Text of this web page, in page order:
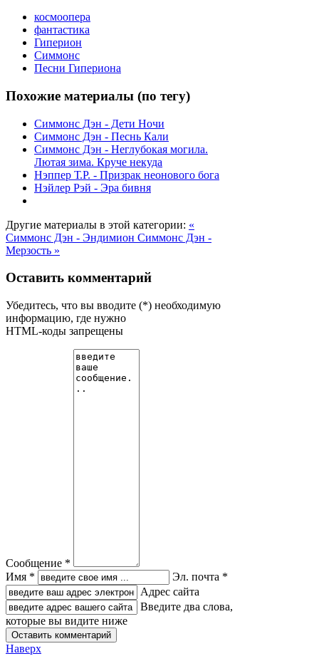
космоопера
фантастика
Гиперион
Симмонс
Песни Гипериона
Похожие материалы (по тегу)
Симмонс Дэн - Дети Ночи
Симмонс Дэн - Песнь Кали
Симмонс Дэн - Неглубокая могила.
Лютая зима. Круче некуда
Нэппер Т.Р. - Призрак неонового бога
Нэйлер Рэй - Эра бивня
Другие материалы в этой категории: «
Симмонс Дэн - Эндимион Симмонс Дэн -
Мерзость »
Оставить комментарий
Убедитесь, что вы вводите (*) необходимую
информацию, где нужно
HTML-коды запрещены
Сообщение *
Имя *
Эл. почта *
Адрес сайта
Введите два слова,
которые вы видите ниже
Наверх